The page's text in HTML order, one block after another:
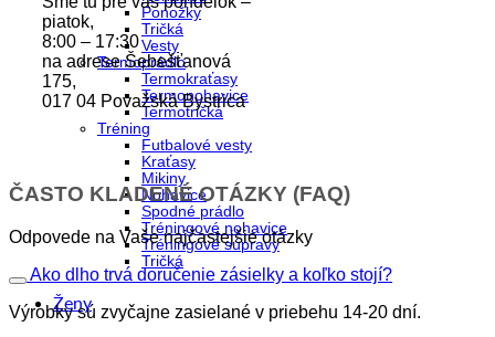
Ponožky
Tričká
Vesty
Termoprádlo
Termokraťasy
Termonohavice
Termotričká
Tréning
Futbalové vesty
Kraťasy
Mikiny
Nohavice
Spodné prádlo
Tréningové nohavice
Tréningové súpravy
Tričká
Ženy
piatok,
8:00 – 17:30
na adrese Šebešťanová
175,
017 04 Považská Bystrica
ČASTO KLADENÉ OTÁZKY (FAQ)
Odpovede na Vaše najčastejšie otázky
Ako dlho trvá doručenie zásielky a koľko stojí?
Výrobky sú zvyčajne zasielané v priebehu 14-20 dní.